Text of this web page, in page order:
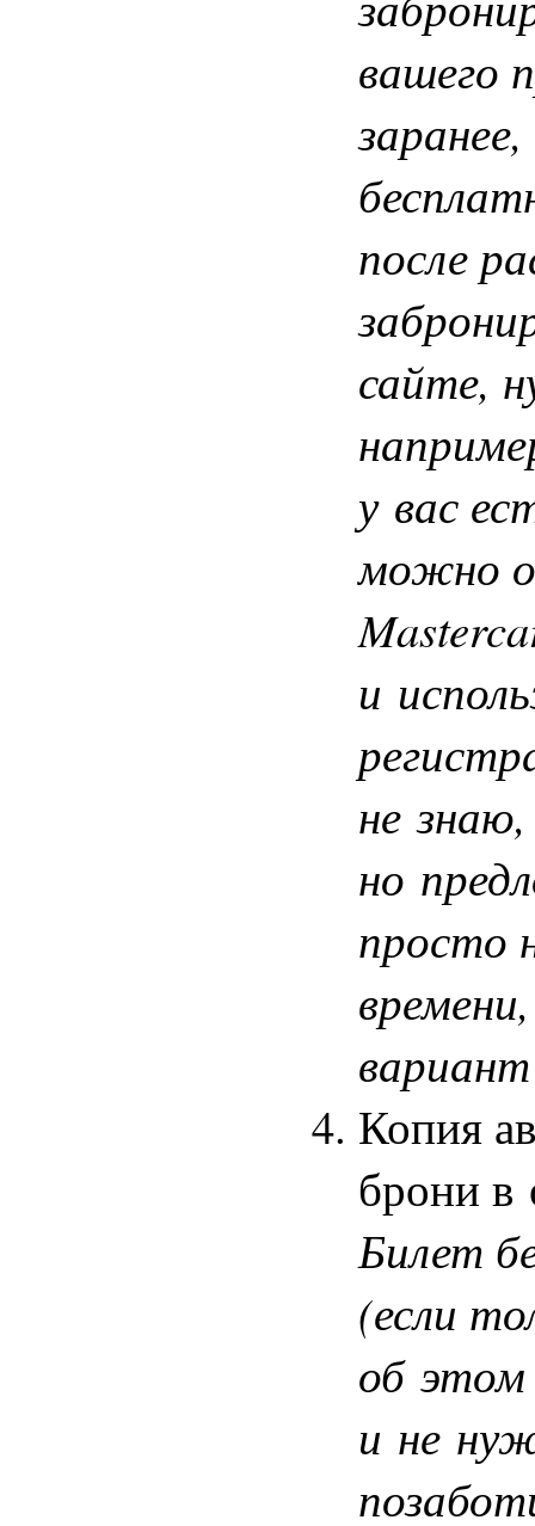
вашего
после
сайте,
у вас
можно
и
не
но
просто
Копия
брони в
Билет
(если
об этом
и не